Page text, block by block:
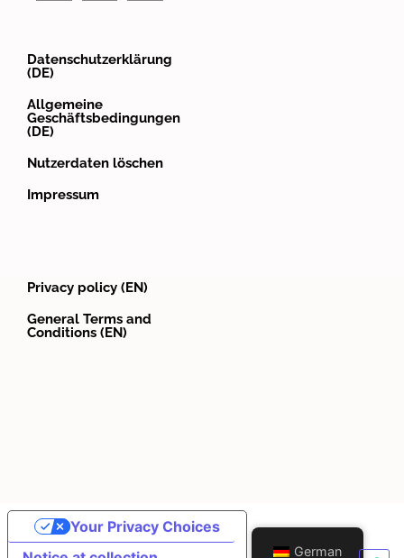
Datenschutzerklärung
(DE)
Allgemeine
Geschäftsbedingungen
(DE)
Nutzerdaten löschen
Impressum
Privacy policy (EN)
General Terms and
Conditions (EN)
German
Your Privacy Choices